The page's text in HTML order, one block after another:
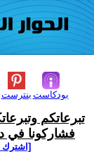
بنترست بودكاست
تبرعاتكم
فشاركونا في
[اشترك